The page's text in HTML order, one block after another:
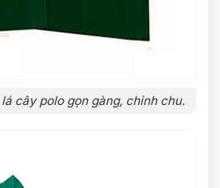
cây polo gọn gàng, chỉnh chu.